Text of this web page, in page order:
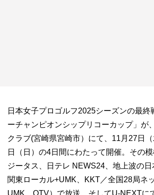
日本女子プロゴルフ2025シーズンの最終
ーチャンピオンシップリコーカップ」が
クラブ(宮崎県宮崎市）にて、11月27日
日（日）の4日間にわたって開催。その
ジータス、日テレ NEWS24、地上波の
関東ローカル+UMK、KKT／全国28局ネ
UMK、OTV）で放送、そしてU-NEXTに